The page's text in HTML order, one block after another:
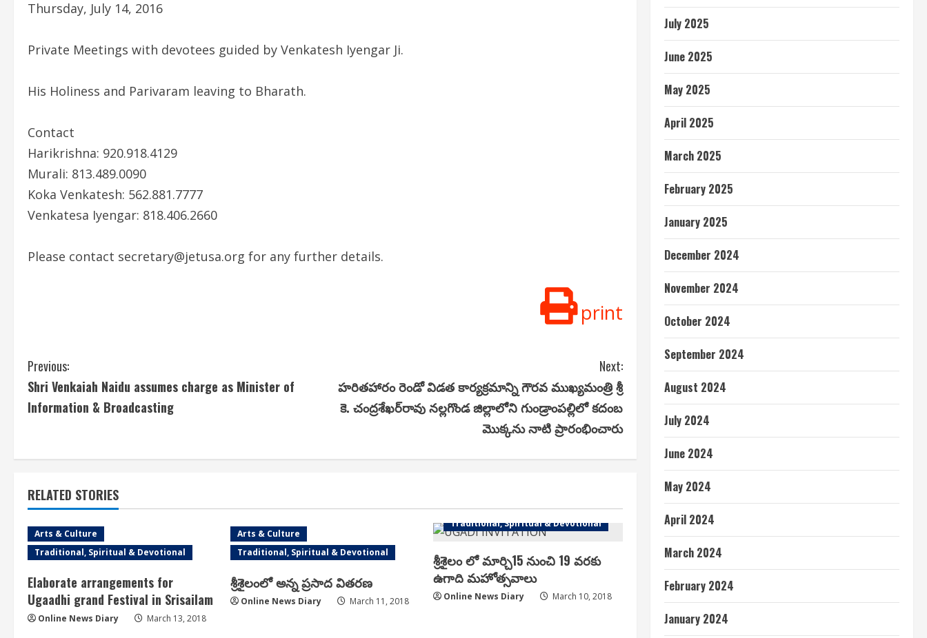
Thursday, July 14, 2016
Private Meetings with devotees guided by Venkatesh Iyengar Ji.
His Holiness and Parivaram leaving to Bharath.
Contact
Harikrishna: 920.918.4129
Murali: 813.489.0090
Koka Venkatesh: 562.881.7777
Venkatesa Iyengar: 818.406.2660
Please contact secretary@jetusa.org for any further details.
print
C
o
t
i
n
u
e
R
e
Previous:
Shri Venkaiah Naidu assumes charge as Minister of
Information & Broadcasting
Next:
హరితహారం రెండో విడత కార్యక్రమాన్ని గౌరవ ముఖ్యమంత్రి శ్రీ
కె. చంద్రశేఖర్‌రావు నల్లగొండ జిల్లాలోని గుండ్రాంపల్లిలో కదంబ
మొక్కను నాటి ప్రారంభించారు
RELATED STORIES
Arts & Culture
Traditional, Spiritual & Devotional
Elaborate arrangements for
Ugaadhi grand Festival in Srisailam
Online News Diary March 13, 2018
Arts & Culture
Traditional, Spiritual & Devotional
శ్రీశైలంలో అన్న ప్రసాద వితరణ
Online News Diary March 11, 2018
Traditional, Spiritual & Devotional
శ్రీశైలం లో మార్చి15 నుంచి 19 వరకు
ఉగాది మహోత్సవాలు
Online News Diary March 10, 2018
July 2025
June 2025
May 2025
April 2025
March 2025
February 2025
January 2025
December 2024
November 2024
October 2024
September 2024
August 2024
July 2024
June 2024
May 2024
April 2024
March 2024
February 2024
January 2024